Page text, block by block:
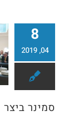
8
04, 2019
סמינר ביצר 2019